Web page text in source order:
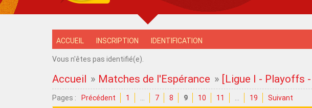
ACCUEIL INSCRIPTION IDENTIFICATION
Vous n'êtes pas identifié(e).
Accueil » Matches de l'Espérance » [Ligue I - Playoffs
Pages : Précédent 1 7 8 9 10 11 19 Suivant